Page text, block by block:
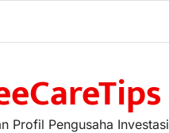
Profil Pengusaha Investasi